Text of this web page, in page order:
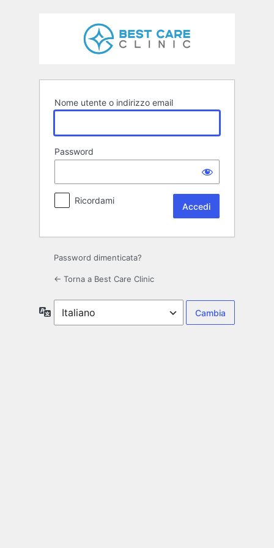
Nome utente o indirizzo email
Password
Ricordami
Password dimenticata?
← Torna a Best Care Clinic
Lingua